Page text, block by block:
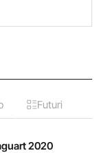
Futuri
2020